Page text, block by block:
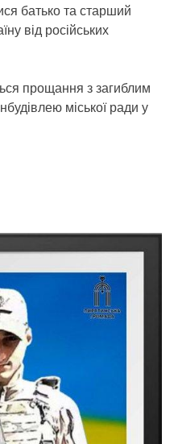
батько та старший
від російських
прощання з загиблим
міської ради у